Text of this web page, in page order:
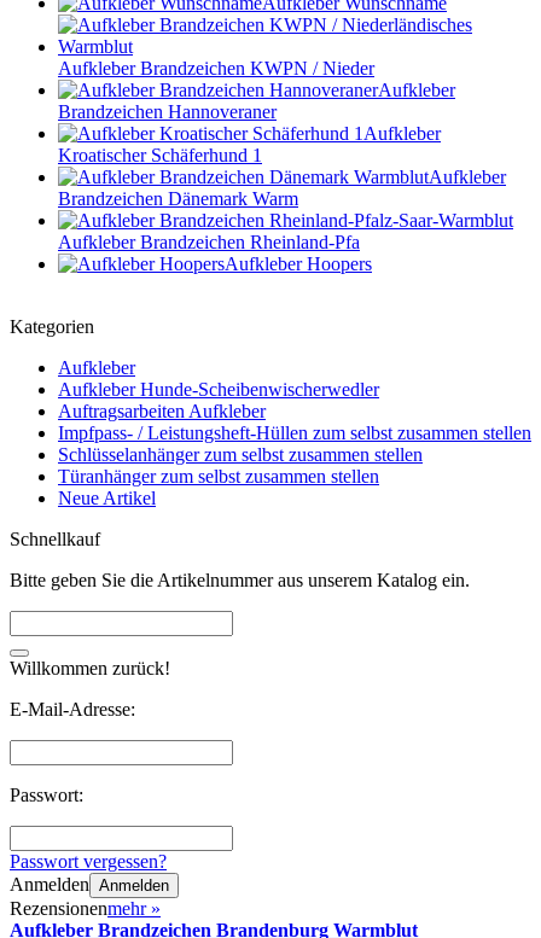
Aufkleber Brandzeichen KWPN / Nieder
Aufkleber
Brandzeichen Hannoveraner
Aufkleber
Kroatischer Schäferhund 1
Aufkleber
Brandzeichen Dänemark Warm
Aufkleber Brandzeichen Rheinland-Pfa
Aufkleber Hoopers
Kategorien
Aufkleber
Aufkleber Hunde-Scheibenwischerwedler
Auftragsarbeiten Aufkleber
Impfpass- / Leistungsheft-Hüllen zum selbst zusammen stellen
Schlüsselanhänger zum selbst zusammen stellen
Türanhänger zum selbst zusammen stellen
Neue Artikel
Schnellkauf
Bitte geben Sie die Artikelnummer aus unserem Katalog ein.
Willkommen zurück!
E-Mail-Adresse:
Passwort:
Passwort vergessen?
Anmelden Anmelden
Rezensionenmehr »
Aufkleber Brandzeichen Brandenburg Warmblut